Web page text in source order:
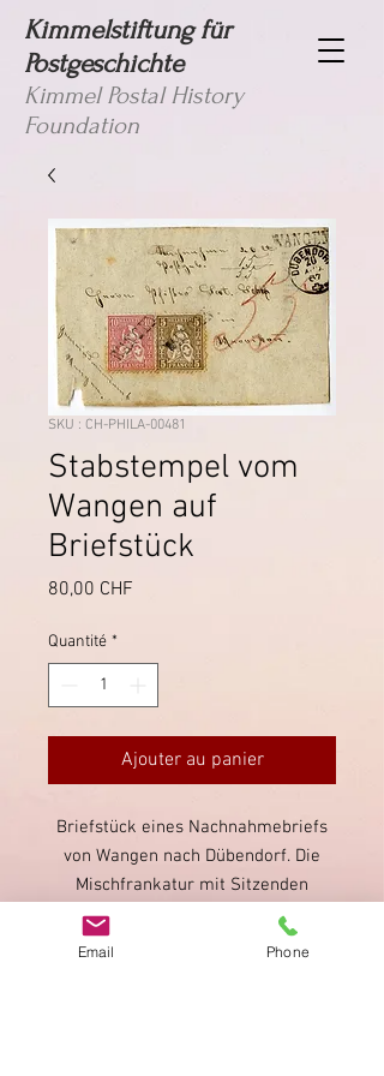
Kimmelstiftung für
Postgeschichte
Kimmel Postal History
Foundation
SKU : CH-PHILA-00481
Stabstempel vom
Wangen auf
Briefstück
80,00 CHF
Quantité *
Ajouter au panier
Briefstück eines Nachnahmebriefs
von Wangen nach Dübendorf. Die
Mischfrankatur mit Sitzenden
Helvetia wurde mit dem
Stabstempel von Wangen direkt
Email Phone